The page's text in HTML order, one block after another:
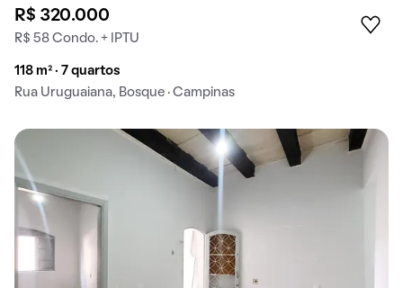
R$ 320.000
R$ 58 Condo. + IPTU
118 m² · 7 quartos
Rua Uruguaiana, Bosque · Campinas